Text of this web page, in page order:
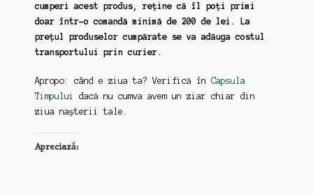
cumperi acest produs, reține că îl poți primi
doar într-o comandă minimă de 200 de lei. La
prețul produselor cumpărate se va adăuga costul
transportului prin curier.
Apropo: când e ziua ta? Verifică în Capsula
Timpului
dacă nu cumva avem un ziar chiar din
ziua nașterii tale.
Apreciază: